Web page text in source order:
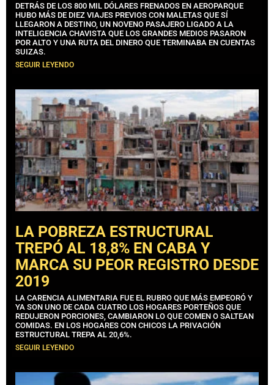
DETRÁS DE LOS 800 MIL DÓLARES FRENADOS EN AEROPARQUE
HUBO MÁS DE DIEZ VIAJES PREVIOS CON MALETAS QUE SÍ
LLEGARON A DESTINO, UN NOVENO PASAJERO LIGADO A LA
INTELIGENCIA CHAVISTA QUE LOS GRANDES MEDIOS PASARON
POR ALTO Y UNA RUTA DEL DINERO QUE TERMINABA EN CUENTAS
SUIZAS.
SEGUIR LEYENDO
LA POBREZA ESTRUCTURAL
TREPÓ AL 18,8% EN CABA Y
MARCA SU PEOR REGISTRO DESDE
2019
LA CARENCIA ALIMENTARIA FUE EL RUBRO QUE MÁS EMPEORÓ Y
YA SON UNO DE CADA CUATRO LOS HOGARES PORTEÑOS QUE
REDUJERON PORCIONES, CAMBIARON LO QUE COMEN O SALTEAN
COMIDAS. EN LOS HOGARES CON CHICOS LA PRIVACIÓN
ESTRUCTURAL TREPA AL 20,6%.
SEGUIR LEYENDO